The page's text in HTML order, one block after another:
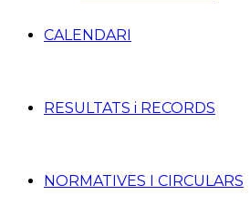
CALENDARI
RESULTATS i RECORDS
NORMATIVES I CIRCULARS